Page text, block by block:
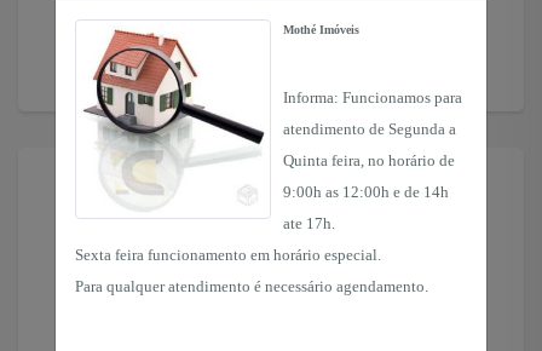
Mothé Imóveis
Informa: Funcionamos para
atendimento de Segunda a
Quinta feira, no horário de
9:00h as 12:00h e de 14h
ate 17h.
Sexta feira funcionamento em horário especial.
Para qualquer atendimento é necessário agendamento.
Solicitar